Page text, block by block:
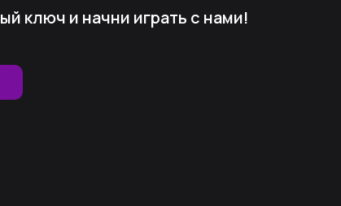
ключ и начни играть с нами!